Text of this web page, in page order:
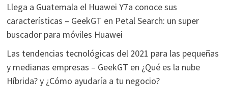
Llega a Guatemala el Huawei Y7a conoce sus
características – GeekGT en Petal Search: un super
buscador para móviles Huawei
Las tendencias tecnológicas del 2021 para las pequeñas
y medianas empresas – GeekGT en ¿Qué es la nube
Híbrida? y ¿Cómo ayudaría a tu negocio?